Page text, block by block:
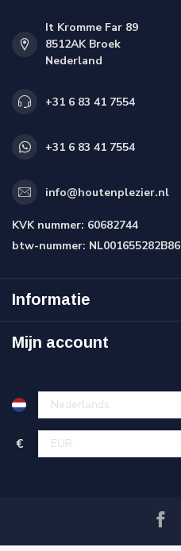
It Kromme Far 89
8512AK Broek
Nederland
+31 6 83 41 7554
+31 6 83 41 7554
info@houtenplezier.nl
KVK nummer: 60682744
btw-nummer: NL001655282B86
Informatie
Mijn account
€